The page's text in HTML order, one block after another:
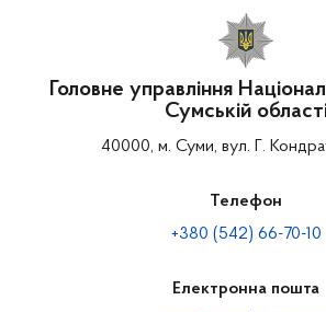
Головне управління
Сумській
40000, м. Суми, вул. Г.
Телефон
+380 (542) 66-70-10
Електронна пошта